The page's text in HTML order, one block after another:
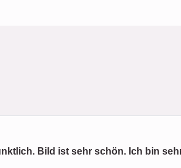
Bild ist sehr schön. Ich bin